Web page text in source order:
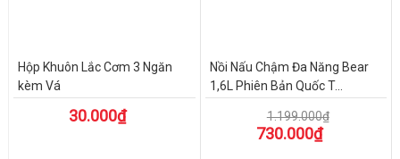
Hộp Khuôn Lắc Cơm 3 Ngăn
kèm Vá
30.000₫
Nồi Nấu Chậm Đa Năng Bear
1,6L Phiên Bản Quốc T...
1.199.000₫
730.000₫